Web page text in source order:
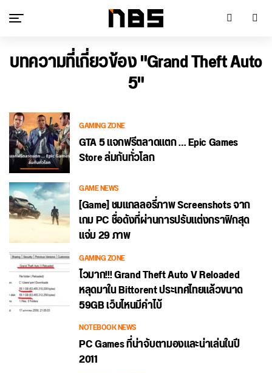
บทความที่เกี่ยวข้อง "Grand Theft Auto
5"
GAMING ZONE
GTA 5 แจกฟรีตลาดแตก … Epic Games
Store ล่มกันทั่วโลก
GAME NEWS
[Game] ชมแกลลอรี่ภาพ Screenshots จาก
เกม PC ชื่อดังที่ผ่านการปรับแต่งกราฟิกสุด
แจ่ม 29 ภาพ
GAMING ZONE
ไวมาก!!! Grand Theft Auto V Reloaded
หลุดมาใน Bittorent ประเทศไทยแล้วขนาด
59GB เว็บไหนมีคำไบ้
NOTEBOOK NEWS
PC Games ที่น่าจับตามองและน่าเล่นในปี
2011